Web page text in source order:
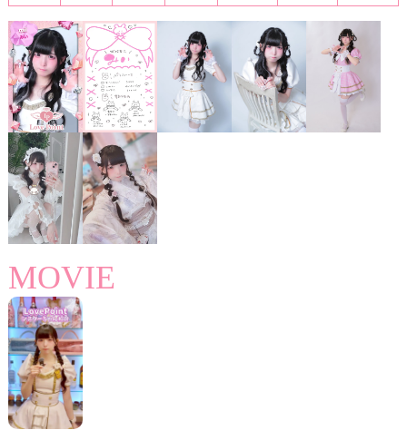
MOVIE